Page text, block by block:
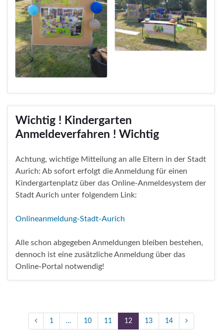
Wichtig ! Kindergarten
Anmeldeverfahren ! Wichtig
Achtung, wichtige Mitteilung an alle Eltern in der Stadt
Aurich: Ab sofort erfolgt die Anmeldung für einen
Kindergartenplatz über das Online-Anmeldesystem der
Stadt Aurich unter folgendem Link:
Onlineanmeldung-Stadt-Aurich
Alle schon abgegeben Anmeldungen bleiben bestehen,
dennoch ist eine zusätzliche Anmeldung über das
Online-Portal notwendig!
1 … 10 11 12 13 14